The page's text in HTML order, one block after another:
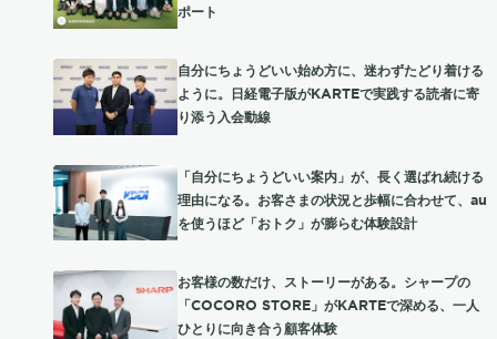
ポート
自分にちょうどいい始め方に、迷わずたどり着ける
ように。日経電子版がKARTEで実践する読者に寄
り添う入会動線
「自分にちょうどいい案内」が、長く選ばれ続ける
理由になる。お客さまの状況と歩幅に合わせて、au
を使うほど「おトク」が膨らむ体験設計
お客様の数だけ、ストーリーがある。シャープの
「COCORO STORE」がKARTEで深める、一人
ひとりに向き合う顧客体験